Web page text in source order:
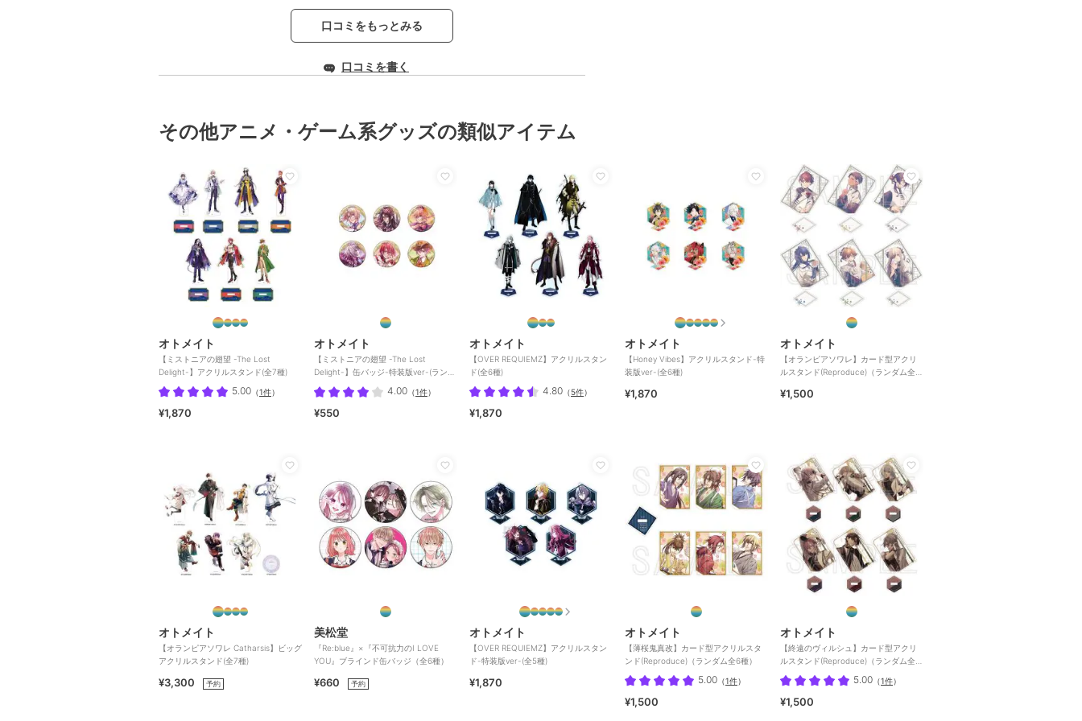
口コミをもっとみる
口コミを書く
その他アニメ・ゲーム系グッズの類似アイテム
オトメイト
【ミストニアの翅望 -The Lost
Delight-】アクリルスタンド(全7種)
5.00 （1件）
¥1,870
オトメイト
【ミストニアの翅望 -The Lost
Delight-】缶バッジ-特装版ver-(ランダ
ム全6種)
4.00 （1件）
¥550
オトメイト
【OVER REQUIEMZ】アクリルスタン
ド(全6種)
4.80 （5件）
¥1,870
オトメイト
【Honey Vibes】アクリルスタンド-特
装版ver-(全6種)
¥1,870
オトメイト
【オランピアソワレ】カード型アクリ
ルスタンド(Reproduce)（ランダム全6
¥1,500
オトメイト
【オランピアソワレ Catharsis】ビッグ
アクリルスタンド(全7種)
¥3,300 予約
美松堂
『Re:blue』×『不可抗力のI LOVE
YOU』ブラインド缶バッジ（全6種）
¥660 予約
オトメイト
【OVER REQUIEMZ】アクリルスタン
ド-特装版ver-(全5種)
¥1,870
オトメイト
【薄桜鬼真改】カード型アクリルスタ
ンド(Reproduce)（ランダム全6種）
5.00 （1件）
¥1,500
オトメイト
【終遠のヴィルシュ】カード型アクリ
ルスタンド(Reproduce)（ランダム全6
種）
5.00 （1件）
¥1,500